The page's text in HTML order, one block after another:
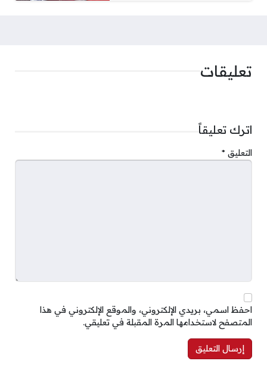
تعليقات
اترك تعليقاً
التعليق *
احفظ اسمي، بريدي الإلكتروني، والموقع الإلكتروني في هذا
المتصفح لاستخدامها المرة المقبلة في تعليقي.